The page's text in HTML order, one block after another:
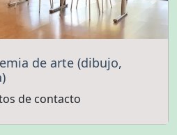
de arte (dibujo,
de contacto